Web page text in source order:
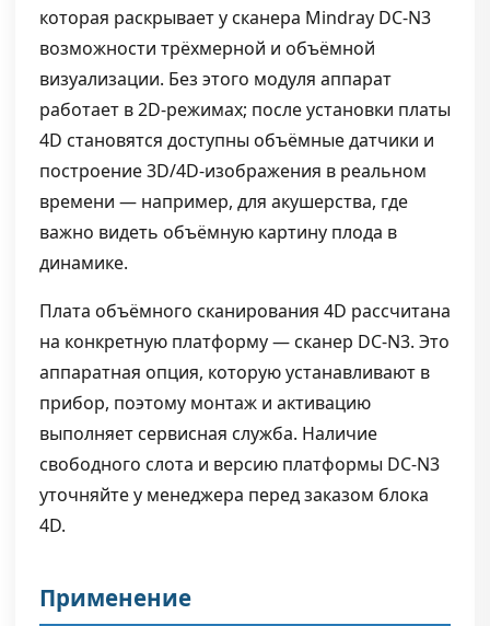
которая раскрывает у сканера Mindray DC-N3
возможности трёхмерной и объёмной
визуализации. Без этого модуля аппарат
работает в 2D-режимах; после установки платы
4D становятся доступны объёмные датчики и
построение 3D/4D-изображения в реальном
времени — например, для акушерства, где
важно видеть объёмную картину плода в
динамике.
Плата объёмного сканирования 4D рассчитана
на конкретную платформу — сканер DC-N3. Это
аппаратная опция, которую устанавливают в
прибор, поэтому монтаж и активацию
выполняет сервисная служба. Наличие
свободного слота и версию платформы DC-N3
уточняйте у менеджера перед заказом блока
4D.
Применение